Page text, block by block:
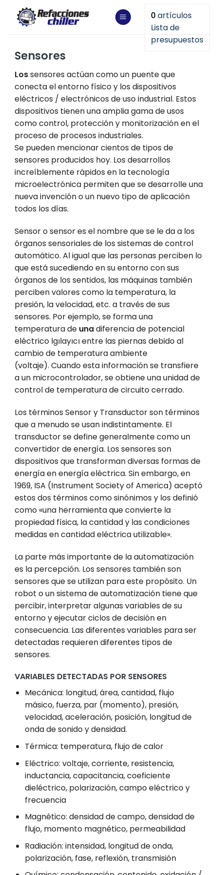
Saltar
contenido
0 artículos
Lista de
presupuestos
Sensores
Lossensores actúan como un puente que
conecta el entorno físico y los dispositivos
eléctricos / electrónicos de uso industrial. Estos
dispositivos tienen una amplia gama de usos
como control, protección y monitorización en el
proceso de procesos industriales.
Se pueden mencionar cientos de tipos de
sensores producidos hoy. Los desarrollos
increíblemente rápidos en la tecnología
microelectrónica permiten que se desarrolle una
nueva invención o un nuevo tipo de aplicación
todos los días.
Sensor o sensor es el nombre que se le da a los
órganos sensoriales de los sistemas de control
automático. Al igual que las personas perciben lo
que está sucediendo en su entorno con sus
órganos de los sentidos, las máquinas también
perciben valores como la temperatura, la
presión, la velocidad, etc. a través de sus
sensores. Por ejemplo, se forma una
temperatura de unadiferencia de potencial
eléctrico lgılayıcı entre las piernas debido al
cambio de temperatura ambiente
(voltaje). Cuando esta información se transfiere
a un microcontrolador, se obtiene una unidad de
control de temperatura de circuito cerrado.
Los términos Sensor y Transductor son términos
que a menudo se usan indistintamente. El
transductor se define generalmente como un
convertidor de energía. Los sensores son
dispositivos que transforman diversas formas de
energía en energía eléctrica. Sin embargo, en
1969, ISA (Instrument Society of America) aceptó
estos dos términos como sinónimos y los definió
como «una herramienta que convierte la
propiedad física, la cantidad y las condiciones
medidas en cantidad eléctrica utilizable».
La parte más importante de la automatización
es la percepción. Los sensores también son
sensores que se utilizan para este propósito. Un
robot o un sistema de automatización tiene que
percibir, interpretar algunas variables de su
entorno y ejecutar ciclos de decisión en
consecuencia. Las diferentes variables para ser
detectadas requieren diferentes tipos de
sensores.
VARIABLES DETECTADAS POR SENSORES
Mecánica: longitud, área, cantidad, flujo
másico, fuerza, par (momento), presión,
velocidad, aceleración, posición, longitud de
onda de sonido y densidad.
Térmica: temperatura, flujo de calor
Eléctrico: voltaje, corriente, resistencia,
inductancia, capacitancia, coeficiente
dieléctrico, polarización, campo eléctrico y
frecuencia
Magnético: densidad de campo, densidad de
flujo, momento magnético, permeabilidad
Radiación: intensidad, longitud de onda,
polarización, fase, reflexión, transmisión